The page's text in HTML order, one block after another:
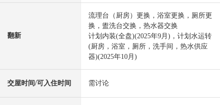
翻新
流理台（厨房）更换，浴室更换，厕所更
换，盥洗台交换，热水器交换
计划内装(全盘)(2025年9月)，计划水运转
(厨房，浴室，厕所，洗手间，热水供应
器)(2025年10月)
交屋时间/可入住时间 需讨论